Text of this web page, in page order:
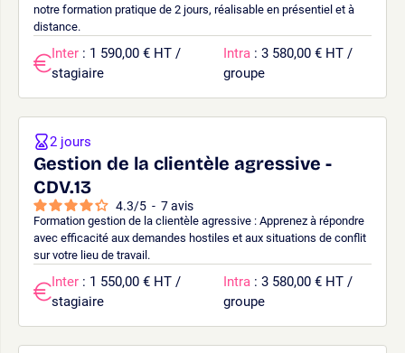
notre formation pratique de 2 jours, réalisable en présentiel et à
distance.
Inter : 1 590,00 € HT /
stagiaire
Intra : 3 580,00 € HT /
groupe
Gestion de la clientèle agressive -
CDV.13
4.3/5 - 7avis
Formation gestion de la clientèle agressive : Apprenez à répondre
avec efficacité aux demandes hostiles et aux situations de conflit
sur votre lieu de travail.
2 jours
Inter : 1 550,00 € HT /
stagiaire
Intra : 3 580,00 € HT /
groupe